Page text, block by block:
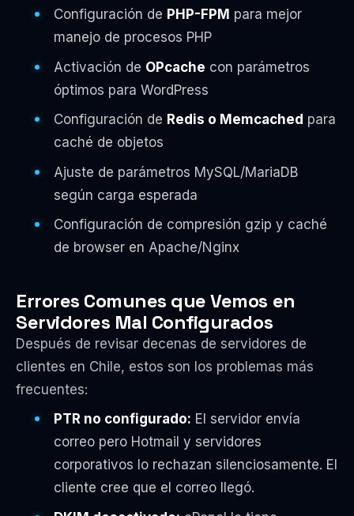
Configuración de PHP-FPM para mejor
manejo de procesos PHP
Activación de OPcache con parámetros
óptimos para WordPress
Configuración de Redis o Memcached para
caché de objetos
Ajuste de parámetros MySQL/MariaDB
según carga esperada
Configuración de compresión gzip y caché
de browser en Apache/Nginx
Errores Comunes que Vemos en
Servidores Mal Configurados
Después de revisar decenas de servidores de
clientes en Chile, estos son los problemas más
frecuentes:
PTR no configurado: El servidor envía
correo pero Hotmail y servidores
corporativos lo rechazan silenciosamente. El
cliente cree que el correo llegó.